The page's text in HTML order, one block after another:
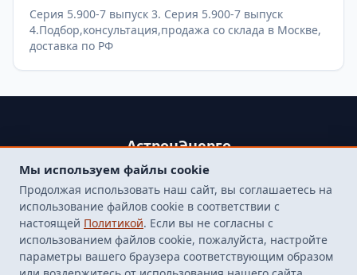
Серия 5.900-7 выпуск 3. Серия 5.900-7 выпуск
4.Подбор,консультация,продажа со склада в Москве,
доставка по РФ
АстронЭнерго
+79250499357 , +74998417015
107564, г. Москва, пр-д Погонный, д. 1 к. 9, помещение 10Н.
Бесплатная доставка до терминала транспортной
компанией в Москве
finarm98@mail.ru
Мы используем файлы cookie
Продолжая использовать наш сайт, вы соглашаетесь на
использование файлов cookie в соответствии с
настоящей Политикой. Если вы не согласны с
использованием файлов cookie, пожалуйста, настройте
параметры вашего браузера соответствующим образом